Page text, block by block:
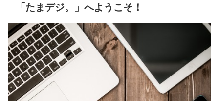
「たまデジ。」へようこそ！